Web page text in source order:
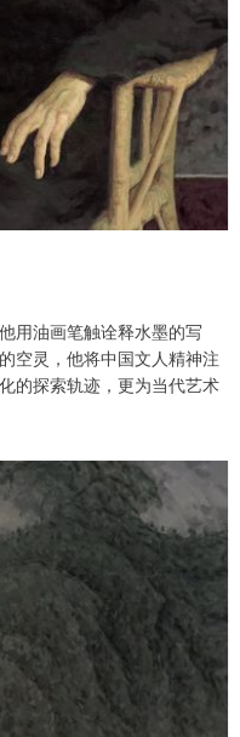
用油画笔触诠释水墨的写
空灵，他将中国文人精神注
的探索轨迹，更为当代艺术